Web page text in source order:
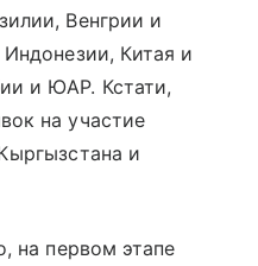
Венгрии и
Китая и
и ЮАР. Кстати,
на участие
и
на первом этапе